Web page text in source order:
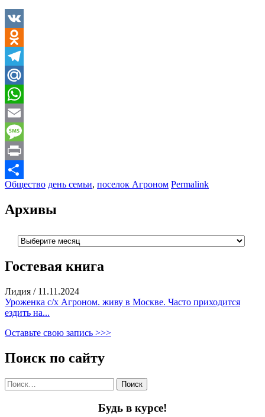
VK
Odnoklassniki
Telegram
Mail.Ru
WhatsApp
Email
Message
Print
Отправить
Общество день семьи, поселок Агроном Permalink
Архивы
Архивы
Гостевая книга
Лидия / 11.11.2024
Уроженка с/х Агроном. живу в Москве. Часто приходится
ездить на...
Оставьте свою запись >>>
Поиск по сайту
Найти:
Будь в курсе!